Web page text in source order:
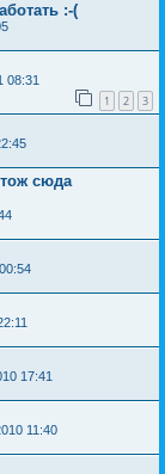
:-(
08:31
1 2 3
сюда
17:41
11:40